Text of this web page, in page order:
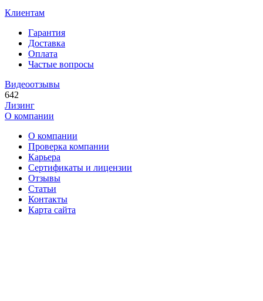
Клиентам
Гарантия
Доставка
Оплата
Частые вопросы
Видеоотзывы
642
Лизинг
О компании
О компании
Проверка компании
Карьера
Сертификаты и лицензии
Отзывы
Статьи
Контакты
Карта сайта